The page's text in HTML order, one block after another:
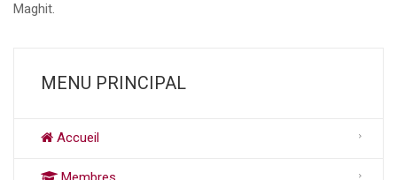
Maghit.
MENU PRINCIPAL
Accueil